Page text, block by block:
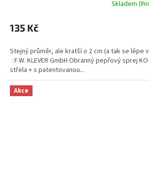
produktu
je
z
5
hvězdiček.
Skladem
135 Kč
Stejný průměr, ale kratší o 2 cm (a tak se lépe
: F.W. KLEVER GmbH Obranný pepřový sprej
střela + s patentovanou...
Akce